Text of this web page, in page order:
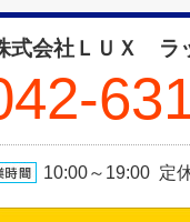
式会社ＬＵＸ ラ
10:00～19:00 定